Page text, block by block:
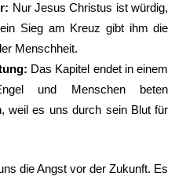
Nur Jesus Christus ist würdig,
Sieg am Kreuz gibt ihm die
Menschheit.
Das Kapitel endet in einem
und Menschen beten
weil es uns durch sein Blut für
die Angst vor der Zukunft. Es